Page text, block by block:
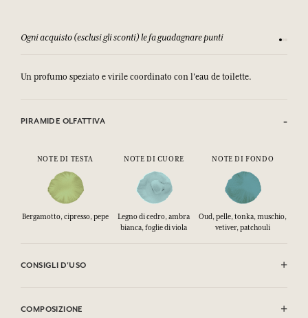
Ogni acquisto (esclusi gli sconti) le fa guadagnare punti
Un profumo speziato e virile coordinato con l'eau de toilette.
PIRAMIDE OLFATTIVA
NOTE DI TESTA NOTE DI CUORE NOTE DI FONDO
Bergamotto, cipresso, pepe
Legno di cedro, ambra
bianca, foglie di viola
Oud, pelle, tonka, muschio,
vetiver, patchouli
CONSIGLI D'USO
COMPOSIZIONE